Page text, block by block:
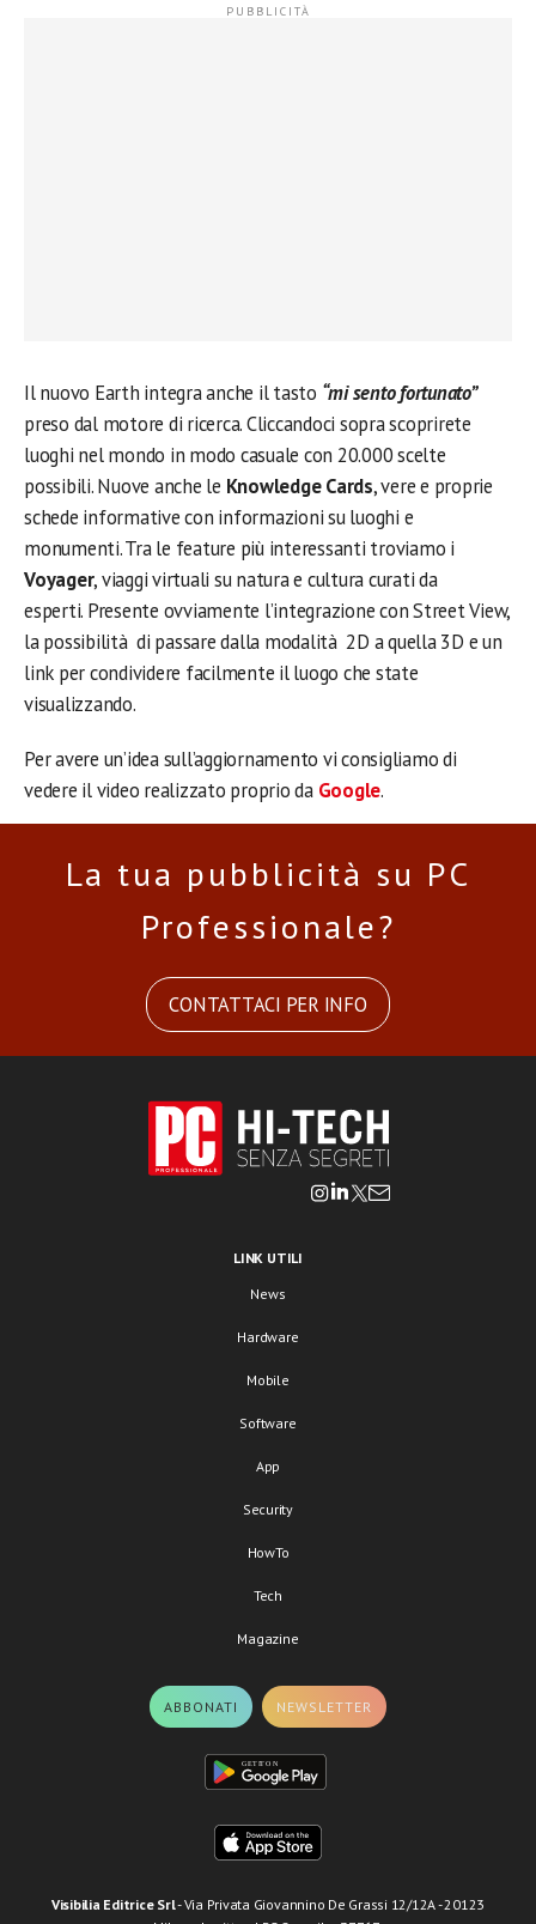
Il nuovo Earth integra anche il tasto “mi sento fortunato”
preso dal motore di ricerca. Cliccandoci sopra scoprirete
luoghi nel mondo in modo casuale con 20.000 scelte
possibili. Nuove anche le Knowledge Cards, vere e proprie
schede informative con informazioni su luoghi e
monumenti. Tra le feature più interessanti troviamo i
Voyager, viaggi virtuali su natura e cultura curati da
esperti. Presente ovviamente l’integrazione con Street View,
la possibilità di passare dalla modalità 2D a quella 3D e un
link per condividere facilmente il luogo che state
visualizzando.
Per avere un’idea sull’aggiornamento vi consigliamo di
vedere il video realizzato proprio da Google.
La tua pubblicità su PC
Professionale?
CONTATTACI PER INFO
LINK UTILI
News
Hardware
Mobile
Software
App
Security
HowTo
Tech
Magazine
ABBONATI NEWSLETTER
Visibilia Editrice Srl- Via Privata Giovannino De Grassi 12/12A - 20123